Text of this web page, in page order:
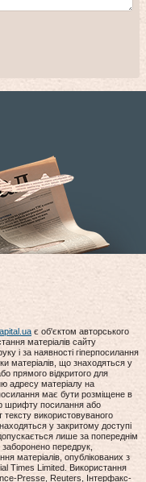
є об'єктом авторського
матеріалів сайту
і за наявності гіперпосилання
матеріалів, що знаходяться у
прямого відкритого для
адресу матеріалу на
має бути розміщене в
шрифту посилання або
використовуваного
у закритому доступі
лише за попереднім
передрук,
матеріалів, опублікованих з
Times Limited. Використання
Presse, Reuters, Інтерфакс-